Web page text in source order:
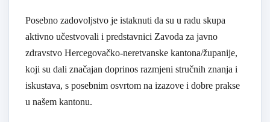
Posebno zadovoljstvo je istaknuti da su u radu skupa
aktivno učestvovali i predstavnici Zavoda za javno
zdravstvo Hercegovačko-neretvanske kantona/županije,
koji su dali značajan doprinos razmjeni stručnih znanja i
iskustava, s posebnim osvrtom na izazove i dobre prakse
u našem kantonu.